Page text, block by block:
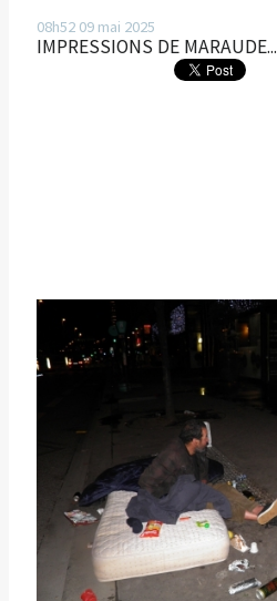
08h52 09 mai 2025
IMPRESSIONS DE MARAUDE...